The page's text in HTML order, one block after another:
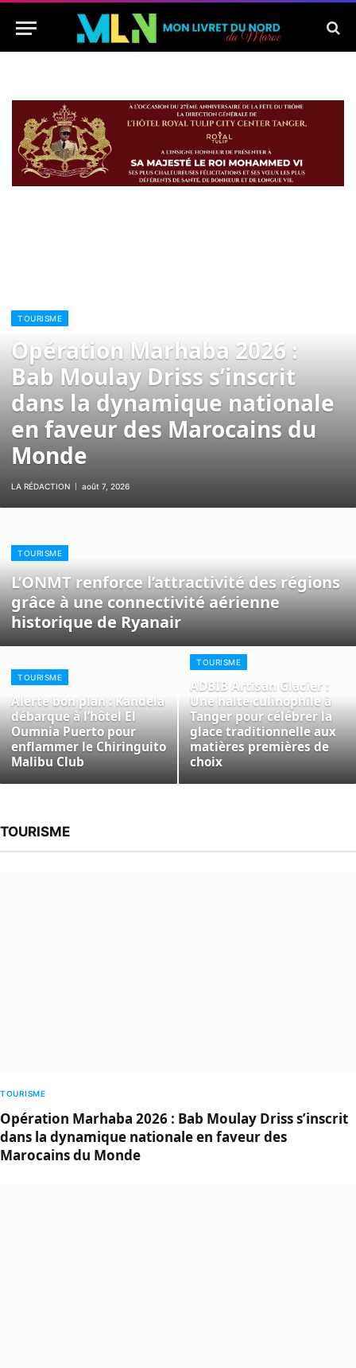
TOURISME
Opération Marhaba 2026 :
Bab Moulay Driss s’inscrit
dans la dynamique nationale
en faveur des Marocains du
Monde
LA RÉDACTION août 7, 2026
TOURISME
L’ONMT renforce l’attractivité des régions
grâce à une connectivité aérienne
historique de Ryanair
TOURISME
Alerte bon plan : Kandela
débarque à l’hôtel El
Oumnia Puerto pour
enflammer le Chiringuito
Malibu Club
TOURISME
ADBIB Artisan Glacier :
Une halte culinophile à
Tanger pour célébrer la
glace traditionnelle aux
matières premières de
choix
TOURISME
TOURISME
Opération Marhaba 2026 : Bab Moulay Driss s’inscrit
dans la dynamique nationale en faveur des
Marocains du Monde